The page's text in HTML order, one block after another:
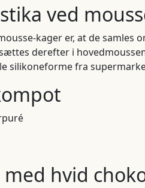
ved
kager er, at de
derefter i
silikoneforme fra
med hvid